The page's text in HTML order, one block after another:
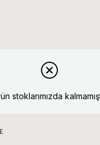
stoklarımızda